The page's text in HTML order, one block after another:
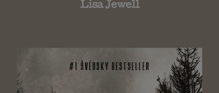
Lisa Jewell